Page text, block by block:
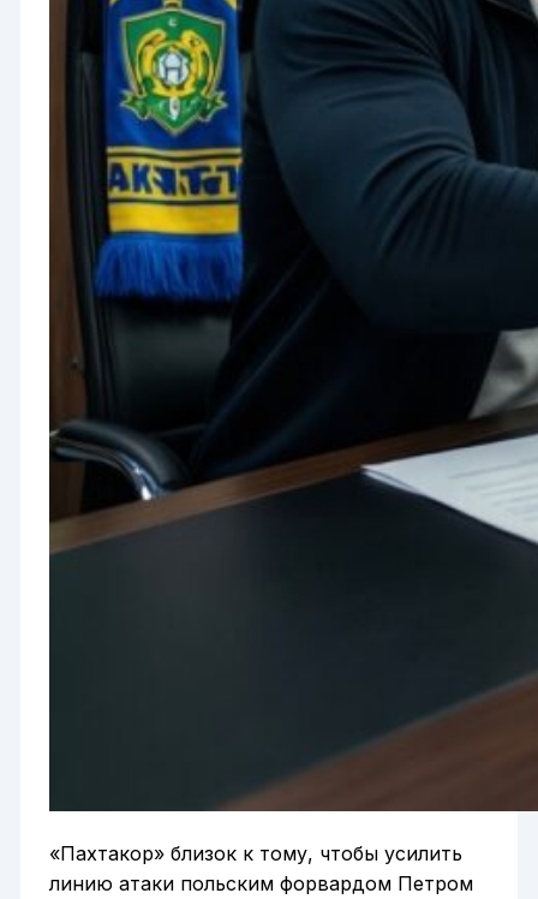
«Пахтакор» близок к тому, чтобы усилить
линию атаки польским форвардом Петром